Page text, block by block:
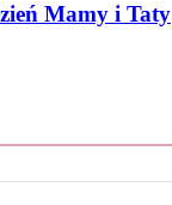
Mamy i Taty